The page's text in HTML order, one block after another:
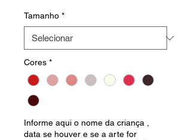
Tamanho *
Cores *
Informe aqui o nome da criança ,
data se houver e se a arte for